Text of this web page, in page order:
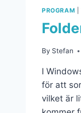
PROGRAM
By Stefan
I
för att
vilket är